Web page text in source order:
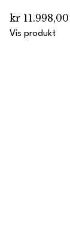
kr 11.998,00
Vis produkt